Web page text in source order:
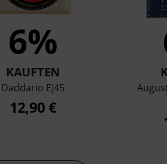
6%
KAUFTEN
Daddario EJ45
12,90 €